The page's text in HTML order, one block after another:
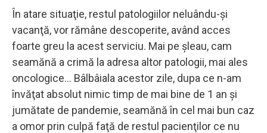
În atare situaţie, restul patologiilor neluându-şi
vacanţă, vor rămâne descoperite, având acces
foarte greu la acest serviciu. Mai pe şleau, cam
seamănă a crimă la adresa altor patologii, mai ales
oncologice... Bâlbâiala acestor zile, dupa ce n-am
învăţat absolut nimic timp de mai bine de 1 an şi
jumătate de pandemie, seamănă în cel mai bun caz
a omor prin culpă faţă de restul pacienţilor ce nu